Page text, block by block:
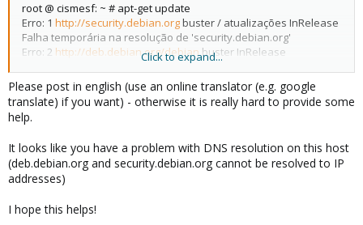
root @ cismesf: ~ # apt-get update
Erro: 1 http://security.debian.orgbuster / atualizações InRelease
Falha temporária na resolução de 'security.debian.org'
Erro: 2 http://deb.debian.org/debianbuster InRelease
Resolução temporária de falha 'deb.debian.org'
Erro: 3http://deb.debian.org/debian buster-updates InRelease
Resolução temporária de falha 'deb.debian.org'
Lendo listas de pacotes ... Concluído
W: falha ao buscar
temporária na resolução de 'deb.debian.org'
W: falha ao buscarhttp://deb.debian.org/debian/dists/buster-
updates/InRelease
W: falha ao buscar
Click to expand...
Please post in english (use an online translator (e.g. google
translate) if you want) - otherwise it is really hard to provide some
help.
It looks like you have a problem with DNS resolution on this host
(deb.debian.org and security.debian.org cannot be resolved to IP
addresses)
I hope this helps!